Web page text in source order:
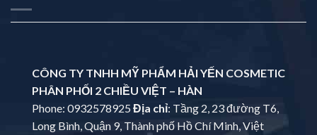
CÔNG TY TNHH MỸ PHẨM HẢI YẾN COSMETIC
PHÂN PHỐI 2 CHIỀU VIỆT – HÀN
Phone: 0932578925Địa chỉ: Tầng 2, 23 đường T6,
Long Bình, Quận 9, Thành phố Hồ Chí Minh, Việt